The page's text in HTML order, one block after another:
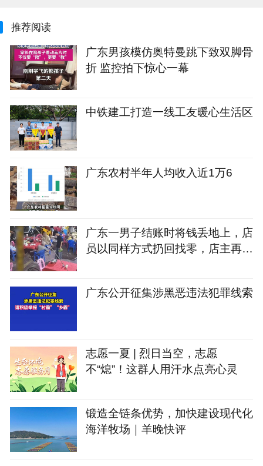
推荐阅读
广东男孩模仿奥特曼跳下致双脚骨
折 监控拍下惊心一幕
中铁建工打造一线工友暖心生活区
广东农村半年人均收入近1万6
广东一男子结账时将钱丢地上，店
员以同样方式扔回找零，店主再发
广东公开征集涉黑恶违法犯罪线索
志愿一夏 | 烈日当空，志愿
不“熄”！这群人用汗水点亮心灵
锻造全链条优势，加快建设现代化
海洋牧场｜羊晚快评